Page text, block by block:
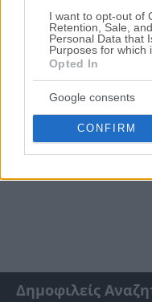
I want to opt-out of
Retention, Sale,
Personal Data that
Purposes for which
Opted In
Google consents
CONFIRM
Σχετικές Αναζητήσεις
Πλειστηριασμοί
Δημοφιλείς